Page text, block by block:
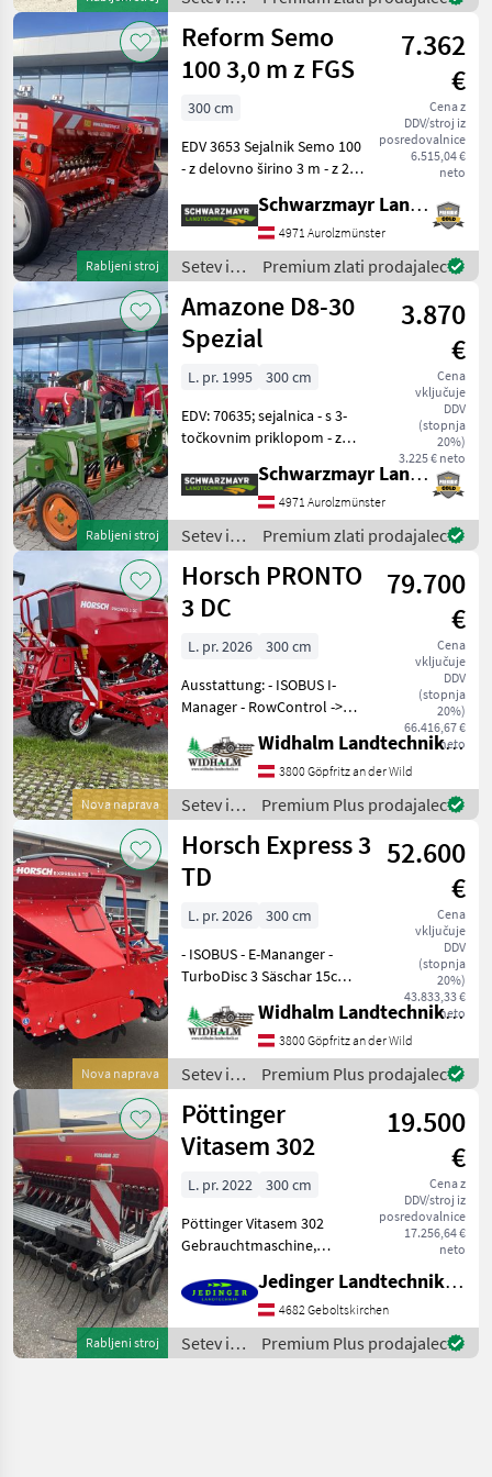
Füllstandsanzeige -
nega /
Reform
Rabljeni stroj
Reform Semo
100 3,0 m z FGS
7.362
€
Cena z
DDV/stroj iz
posredovalnice
6.515,04 €
neto
300 cm
EDV 3653 Sejalnik Semo 100
- z delovno širino 3 m - z 25
finim sejalnim kolesom - z
20-stopenjskim ročnim
menjalnikom - z električnim
Schwarzmayr Landtechnik GmbH - Aurolzmünster
4971 Aurolzmünster
Setev in
nega /
Reform
Premium zlati prodajalec
Rabljeni stroj
Amazone D8-30
Spezial
3.870
€
Cena
vključuje
DDV
(stopnja
20%)
3.225 € neto
L. pr. 1995
300 cm
EDV: 70635; sejalnica - s 3-
točkovnim priklopom - z
vlečnimi radljami - z
zaščitnimi loputami za
vzvratno vožnjo - s
brezstopenjskim menj
Schwarzmayr Landtechnik GmbH - Aurolzmünster
4971 Aurolzmünster
Setev in
nega /
Amazone
Premium zlati prodajalec
Nova naprava
Horsch PRONTO
3 DC
79.700
€
Cena
vključuje
DDV
(stopnja
20%)
66.416,67 €
neto
L. pr. 2026
300 cm
Ausstattung: - ISOBUS I-
Manager - RowControl ->
freie Fahrgassenwahl -
HorschConnect ->
Abdrehen per HandyApp u.
Telemetrieportal - Un
Widhalm Landtechnik GmbH
3800 Göpfritz an der Wild
Setev in
nega /
Horsch
Premium Plus prodajalec
Nova naprava
Horsch Express 3
TD
52.600
€
Cena
vključuje
DDV
(stopnja
20%)
43.833,33 €
neto
L. pr. 2026
300 cm
- ISOBUS - E-Mananger -
TurboDisc 3 Säschar 15cm -
Spurlockerscheiben - 1.500
Liter Tankinhalt -
Beleuchtung für StVo -
FarmFlex Packer -
Widhalm Landtechnik GmbH
3800 Göpfritz an der Wild
Setev in
nega /
Horsch
Premium Plus prodajalec
Rabljeni stroj
Pöttinger
Vitasem 302
19.500
€
Cena z
DDV/stroj iz
posredovalnice
17.256,64 €
neto
L. pr. 2022
300 cm
Pöttinger Vitasem 302
Gebrauchtmaschine,
Allgemeinzustand
Folgende Ausstattung: -
Arbeits- & Transportbreite:
3m - Schare: 25 - Rei
Jedinger Landtechnik GmbH
4682 Geboltskirchen
Setev in
nega /
Premium Plus prodajalec